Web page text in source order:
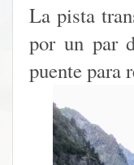
La pista
por un par
puente para